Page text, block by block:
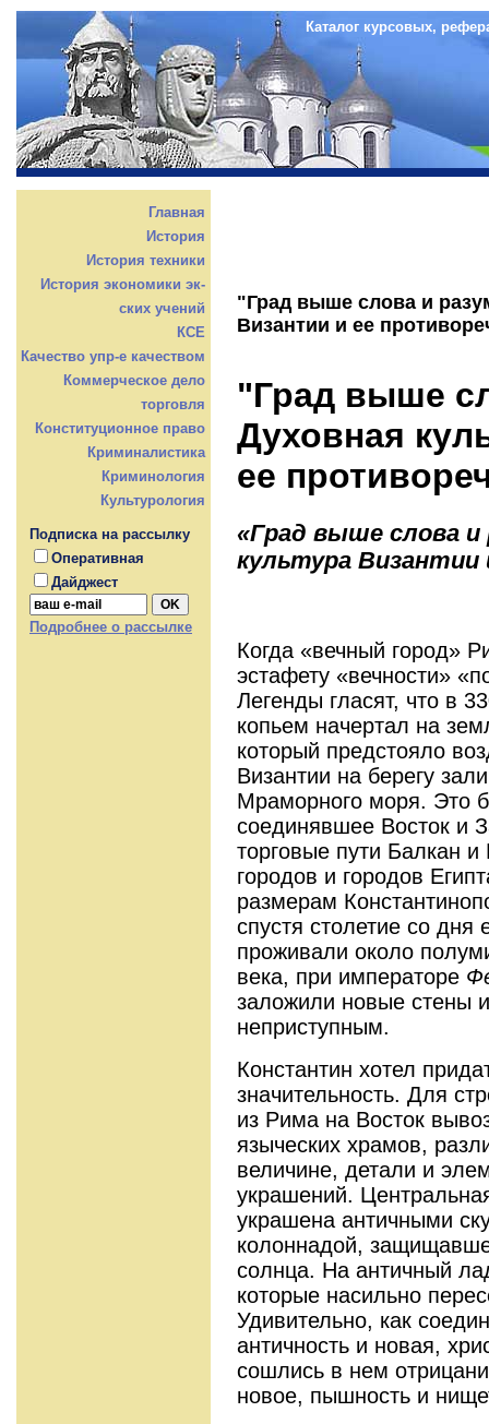
Каталог курсовых,
Главная
История
История техники
История экономики эк-
ских учений
КСЕ
Качество упр-е качеством
Коммерческое дело
торговля
Конституционное право
Криминалистика
Криминология
Культурология
Подписка на рассылку
Оперативная
Дайджест
Подробнее о рассылке
"Град выше слова и
Византии и ее
"Град выше
Духовная
ее
«Град выше слова и
культура Византии
Когда «вечный город»
эстафету «вечности»
Легенды гласят, что в
копьем начертал на
который предстояло
Византии на берегу
Мраморного моря. Это
соединявшее Восток и
торговые пути Балкан
городов и городов
размерам
спустя столетие со дня
проживали около
века, при императоре
заложили новые стены
неприступным.
Константин хотел
значительность. Для
из Рима на Восток
языческих храмов,
величине, детали и
украшений.
украшена античными
колоннадой,
солнца. На античный
которые насильно
Удивительно, как
античность и новая,
сошлись в нем
новое, пышность и